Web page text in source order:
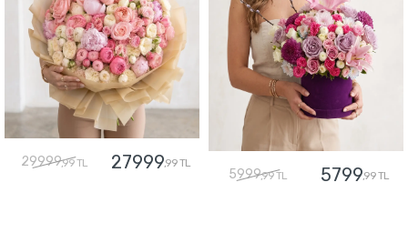
29999,99 TL 27999,99 TL
5999,99 TL 5799,99 TL